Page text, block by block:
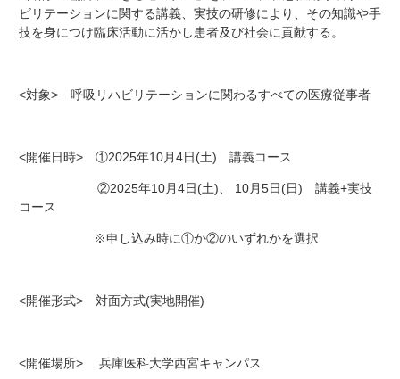
ビリテーションに関する講義、実技の研修により、その知識や手
技を身につけ臨床活動に活かし患者及び社会に貢献する。
<対象> 呼吸リハビリテーションに関わるすべての医療従事者
<開催日時> ①2025年10月4日(土) 講義コース
②2025年10月4日(土)、 10月5日(日) 講義+実技
コース
※申し込み時に①か②のいずれかを選択
<開催形式> 対面方式(実地開催)
<開催場所> 兵庫医科大学西宮キャンパス